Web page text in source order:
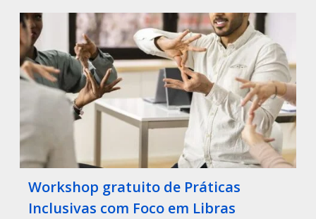
Workshop gratuito de Práticas
Inclusivas com Foco em Libras